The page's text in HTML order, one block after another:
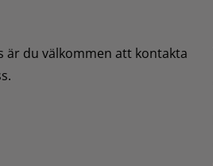
är du välkommen att kontakta